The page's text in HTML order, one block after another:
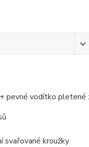
pevné vodítko pletené
svařované kroužky